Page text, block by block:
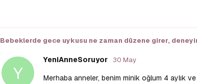
Bebeklerde gece uykusu ne zaman düzene girer,
Y
YeniAnneSoruyor 30 May
Merhaba anneler, benim minik oğlum 4 aylık